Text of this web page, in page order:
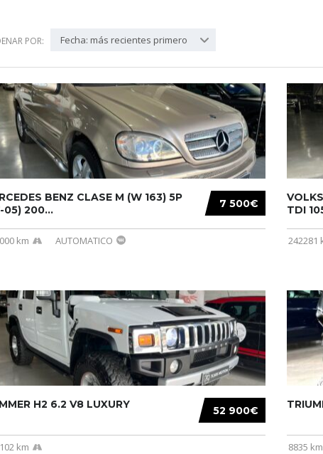
POR: Fecha: más recientes primero
7 500€
BENZ CLASE M (W 163) 5P
05) 200...
km AUTOMATICO
TDI
242281
52 900€
H2 6.2 V8 LUXURY
km 8835 km